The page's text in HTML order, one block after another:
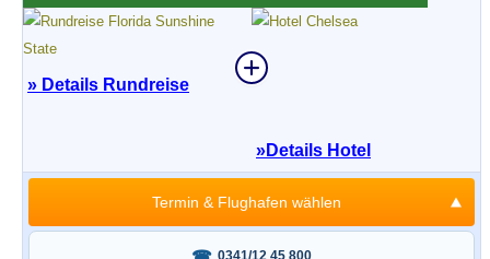
» Details Rundreise
»Details Hotel
0341/12 45 800
Termin & Flughafen wählen